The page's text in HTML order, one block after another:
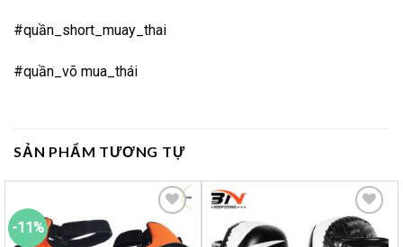
#quần_short_muay_thai
#quần_võ mua_thái
SẢN PHẨM TƯƠNG TỰ
-11%
Yêu
thích
Yêu
thích